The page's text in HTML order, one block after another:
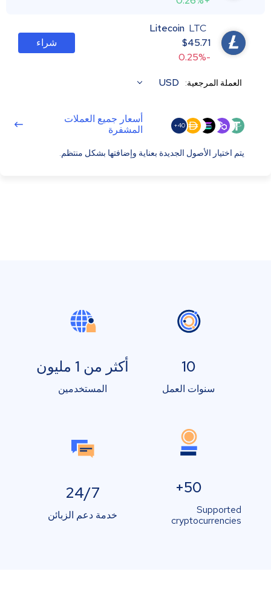
Litecoin LTC
$45.71
-0.25%
شراء
العملة المرجعية: USD
40+
أسعار جميع العملات
المشفرة
يتم اختيار الأصول الجديدة بعناية وإضافتها بشكل منتظم.
10
سنوات العمل
أكثر من 1 مليون
المستخدمين
50+
Supported
cryptocurrencies
24/7
خدمة دعم الزبائن